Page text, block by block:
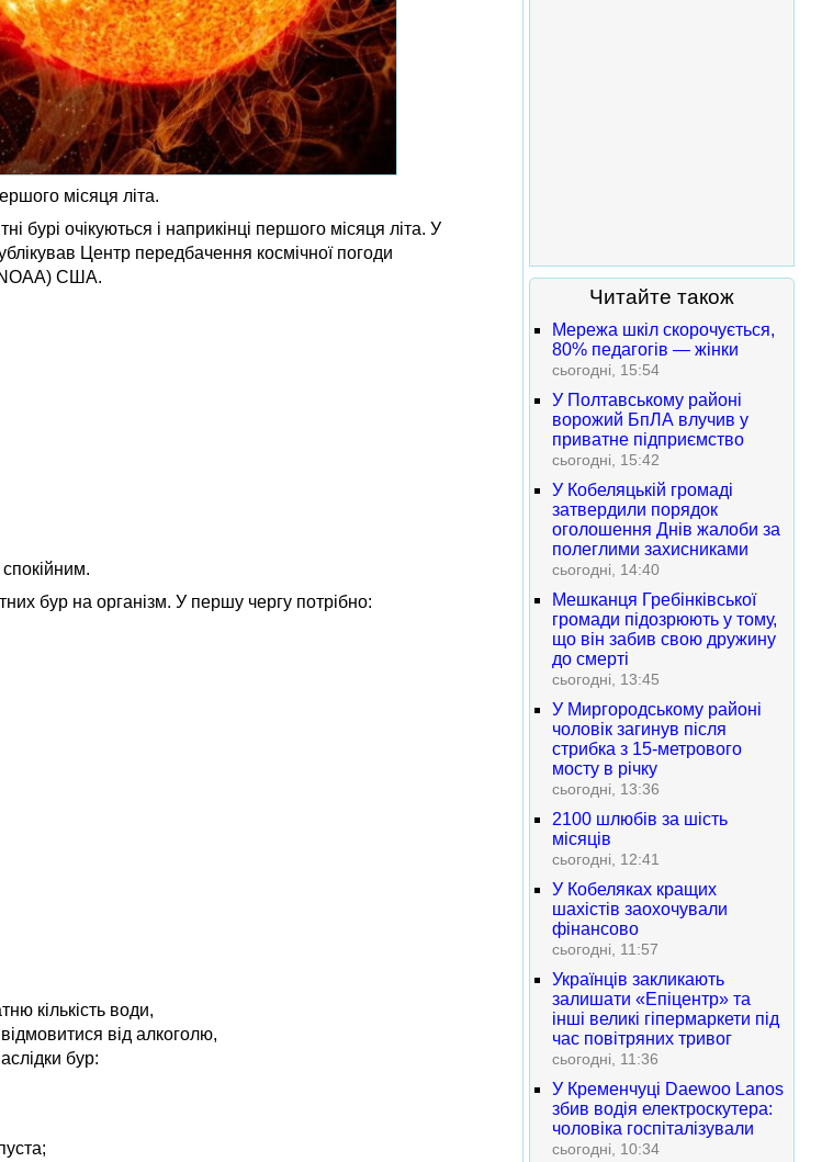
місяця літа.
бурі очікуються і наприкінці першого місяця літа. У
Центр передбачення космічної погоди
США.
бур на організм. У першу чергу потрібно:
кількість води,
від алкоголю,
бур:
Читайте також
Мережа шкіл скорочується,
80% педагогів — жінки
сьогодні, 15:54
У Полтавському районі
ворожий БпЛА влучив у
приватне підприємство
сьогодні, 15:42
У Кобеляцькій громаді
затвердили порядок
оголошення Днів жалоби за
полеглими захисниками
сьогодні, 14:40
Мешканця Гребінківської
громади підозрюють у тому,
що він забив свою дружину
до смерті
сьогодні, 13:45
У Миргородському районі
чоловік загинув після
стрибка з 15-метрового
мосту в річку
сьогодні, 13:36
2100 шлюбів за шість
місяців
сьогодні, 12:41
У Кобеляках кращих
шахістів заохочували
фінансово
сьогодні, 11:57
Українців закликають
залишати «Епіцентр» та
інші великі гіпермаркети під
час повітряних тривог
сьогодні, 11:36
У Кременчуці Daewoo Lanos
збив водія електроскутера:
чоловіка госпіталізували
сьогодні, 10:34